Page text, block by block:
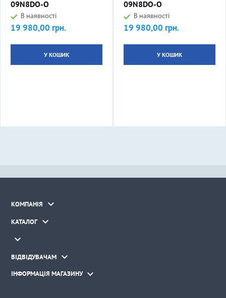
09N8DO-O
В наявності
Ціна
19 980,00 грн.
У КОШИК
09N8DO-O
В наявності
Ціна
19 980,00 грн.
У КОШИК
КОМПАНІЯ 
КАТАЛОГ 

ВІДВІДУВАЧАМ 
ІНФОРМАЦІЯ МАГАЗИНУ 